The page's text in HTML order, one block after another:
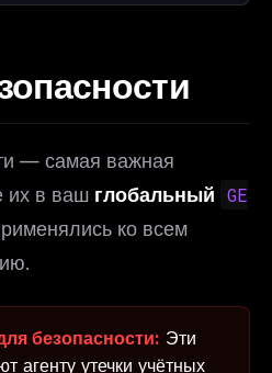
— самая важная
их в ваш глобальный GE
ко всем
безопасности: Эти
агенту утечки учётных